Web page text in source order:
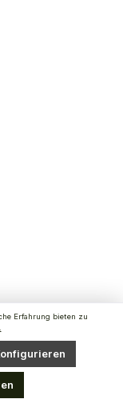
Erfahrung bieten zu